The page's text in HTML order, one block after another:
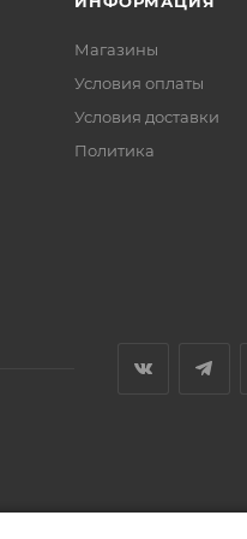
Магазины
Условия оплаты
Условия доставки
Политика